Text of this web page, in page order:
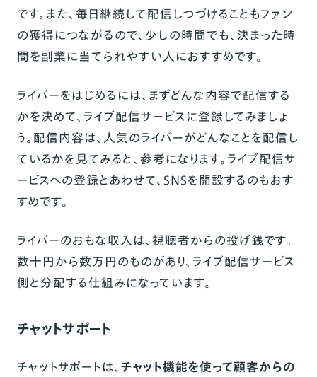
です。また、毎日継続して配信しつづけることもファン
の獲得につながるので、少しの時間でも、決まった時
間を副業に当てられやすい人におすすめです。
ライバーをはじめるには、まずどんな内容で配信する
かを決めて、ライブ配信サービスに登録してみましょ
う。配信内容は、人気のライバーがどんなことを配信し
ているかを見てみると、参考になります。ライブ配信サ
ービスへの登録とあわせて、SNSを開設するのもおす
すめです。
ライバーのおもな収入は、視聴者からの投げ銭です。
数十円から数万円のものがあり、ライブ配信サービス
側と分配する仕組みになっています。
チャットサポート
チャットサポートは、 チャット機能を使って顧客からの